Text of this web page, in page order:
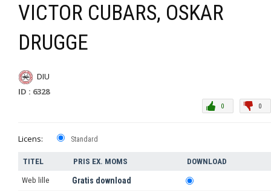
VICTOR CUBARS, OSKAR
DRUGGE
DIU
ID : 6328
0
0
Licens: Standard
TITEL PRIS EX. MOMS DOWNLOAD
Web lille Gratis download